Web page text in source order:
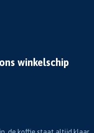
winkelschip